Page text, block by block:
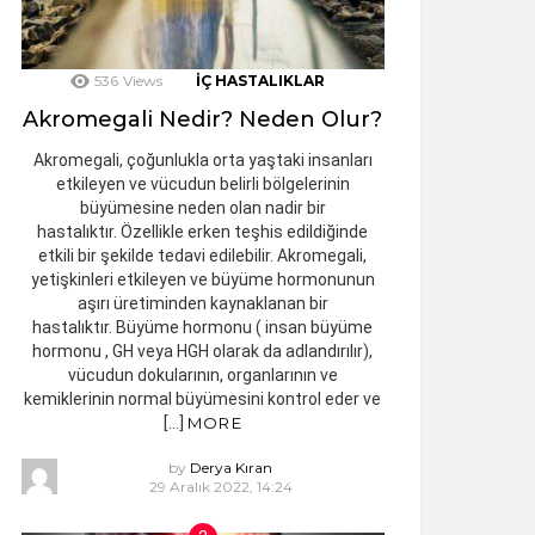
536 Views İÇ HASTALIKLAR
Akromegali Nedir? Neden Olur?
Akromegali, çoğunlukla orta yaştaki insanları
etkileyen ve vücudun belirli bölgelerinin
büyümesine neden olan nadir bir
hastalıktır. Özellikle erken teşhis edildiğinde
etkili bir şekilde tedavi edilebilir. Akromegali,
yetişkinleri etkileyen ve büyüme hormonunun
aşırı üretiminden kaynaklanan bir
hastalıktır. Büyüme hormonu ( insan büyüme
hormonu , GH veya HGH olarak da adlandırılır),
vücudun dokularının, organlarının ve
kemiklerinin normal büyümesini kontrol eder ve
[…] MORE
by Derya Kıran
29 Aralık 2022, 14:24